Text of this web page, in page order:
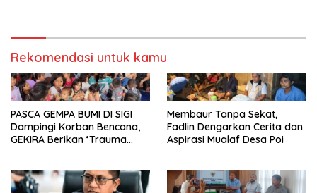
Rekomendasi untuk kamu
PASCA GEMPA BUMI DI SIGI
Dampingi Korban Bencana,
GEKIRA Berikan ‘Trauma
Membaur Tanpa Sekat,
Fadlin Dengarkan Cerita dan
Aspirasi Mualaf Desa Poi